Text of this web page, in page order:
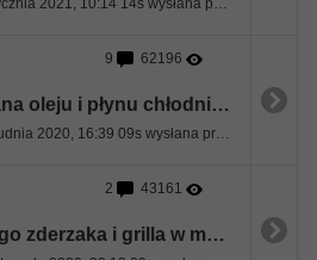
9 62196
Samodzielna wymiana oleju i płynu chłodniczego
Ostatnia wiadomość: 05 Grudnia 2020, 16:39 09s wysłana przez Mateusz
2 43161
Demontaż przedniego zderzaka i grilla w mercedesie e212